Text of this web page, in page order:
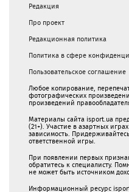
Редакция
Про проект
Редакционная политика
Политика в сфере
Пользовательское соглашение
Любое копирование,
фотографических
произведений
Материалы сайта isport.ua
(21+). Участие в азартных
зависимость.
ответственной игры.
При появлении первых
обратитесь к специалисту.
не может быть источником
Информационный ресурс